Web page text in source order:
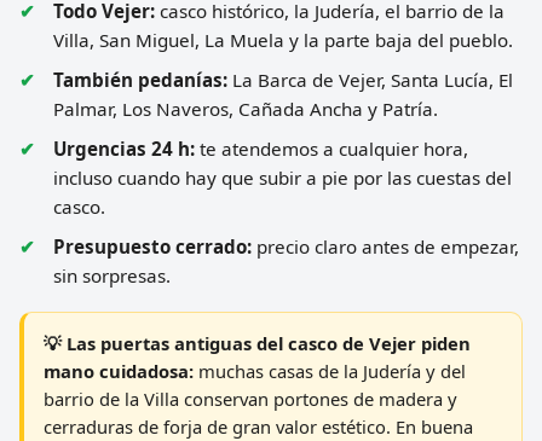
Todo Vejer: casco histórico, la Judería, el barrio de la
Villa, San Miguel, La Muela y la parte baja del pueblo.
También pedanías: La Barca de Vejer, Santa Lucía, El
Palmar, Los Naveros, Cañada Ancha y Patría.
Urgencias 24 h: te atendemos a cualquier hora,
incluso cuando hay que subir a pie por las cuestas del
casco.
Presupuesto cerrado: precio claro antes de empezar,
sin sorpresas.
💡 Las puertas antiguas del casco de Vejer piden
mano cuidadosa: muchas casas de la Judería y del
barrio de la Villa conservan portones de madera y
cerraduras de forja de gran valor estético. En buena